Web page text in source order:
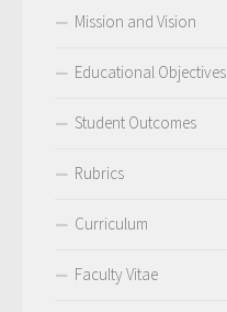
Mission and Vision
Educational Objectives
Student Outcomes
Rubrics
Curriculum
Faculty Vitae